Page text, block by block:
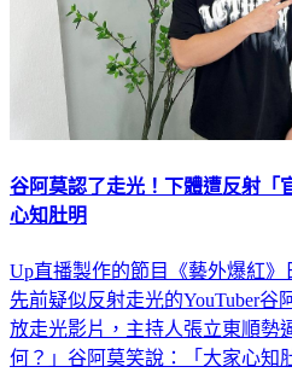
谷阿莫認了走光！下體遭反射
心知肚明
Up直播製作的節目《藝外爆紅》
先前疑似反射走光的YouTuber
放走光影片，主持人張立東順勢
何？」谷阿莫笑說：「大家心知